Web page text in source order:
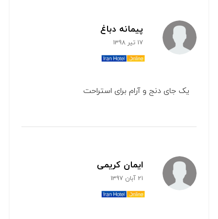
پیمانه دباغ
17 تیر 1398
یک جای دنج و آرام برای استراحت
ایمان کریمی
21 آبان 1397